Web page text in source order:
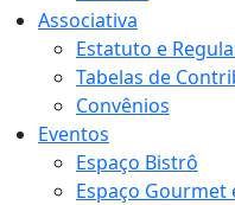
Associativa
Estatuto e
Tabelas de
Convênios
Eventos
Espaço Bistrô
Espaço Gourmet